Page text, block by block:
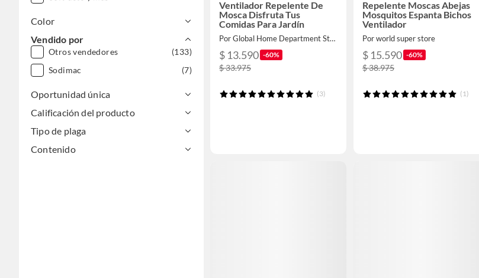
Color
Vendido por
Otros vendedores
(133)
Sodimac
(7)
Oportunidad única
Calificación del producto
Tipo de plaga
Contenido
Ventilador Repelente De
Mosca Disfruta Tus
Comidas Para Jardín
Por Global Home Department Store
$ 13.590 -60%
$ 33.975
(3)
Repelente Moscas Abejas
Mosquitos Espanta Bichos
Ventilador
Por world super store
$ 15.590 -60%
$ 38.975
(1)